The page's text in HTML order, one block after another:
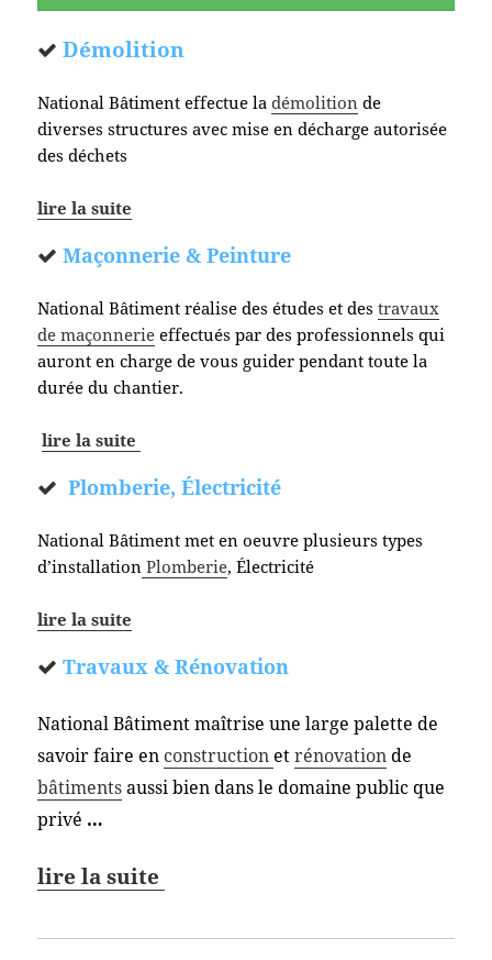
Démolition
National Bâtiment effectue ladémolition de
diverses structures avec mise en décharge autorisée
des déchets
lire la suite
Maçonnerie & Peinture
National Bâtiment réalise des études et destravaux
de maçonnerie effectués par des professionnels qui
auront en charge de vous guider pendant toute la
durée du chantier.
lire la suite
Plomberie, Électricité
National Bâtiment met en oeuvre plusieurs types
d’installation Plomberie, Électricité
lire la suite
Travaux & Rénovation
National Bâtiment maîtrise une large palette de
savoir faire en construction etrénovationde
bâtimentsaussi bien dans le domaine public que
privé …
lire la suite